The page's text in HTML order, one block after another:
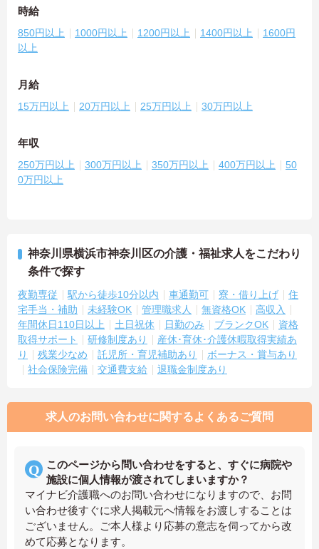
時給
850円以上 1000円以上 1200円以上 1400円以上
1600円
以上
月給
15万円以上 20万円以上 25万円以上 30万円以上
年収
250万円以上 300万円以上 350万円以上 400万円以上
50
0万円以上
神奈川県横浜市神奈川区の介護・福祉求人をこだわり
条件で探す
夜勤専従 駅から徒歩10分以内 車通勤可 寮・借り上げ
住
宅手当・補助
未経験OK 管理職求人 無資格OK
高収入
年間休日110日以上
土日祝休 日勤のみ ブランクOK
資格
取得サポート
研修制度あり
産休･育休･介護休暇取得実績あ
り
残業少なめ 託児所・育児補助あり
ボーナス・賞与あり
社会保険完備
交通費支給 退職金制度あり
求人のお問い合わせに関するよくあるご質問
このページから問い合わせをすると、すぐに病院や
施設に個人情報が渡されてしまいますか？
マイナビ介護職へのお問い合わせになりますので、お問
い合わせ後すぐに求人掲載元へ情報をお渡しすることは
ございません。ご本人様より応募の意志を伺ってから改
めて応募となります。